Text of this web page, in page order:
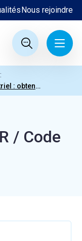
Nous rejoindre
Demande de devis câble industriel : obtenez votre prix en quelques clics
/ Code